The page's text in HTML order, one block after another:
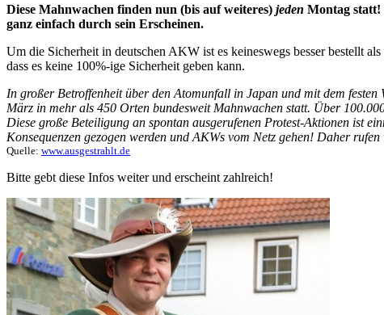
Diese Mahnwachen finden nun (bis auf weiteres) jeden Montag statt!
ganz einfach durch sein Erscheinen.
Um die Sicherheit in deutschen AKW ist es keineswegs besser bestellt
dass es keine 100%-ige Sicherheit geben kann.
In großer Betroffenheit über den Atomunfall in Japan und mit dem
März in mehr als 450 Orten bundesweit Mahnwachen statt. Über
Diese große Beteiligung an spontan ausgerufenen Protest-Aktionen ist
Konsequenzen gezogen werden und AKWs vom Netz gehen! Daher
Quelle: www.ausgestrahlt.de
Bitte gebt diese Infos weiter und erscheint zahlreich!